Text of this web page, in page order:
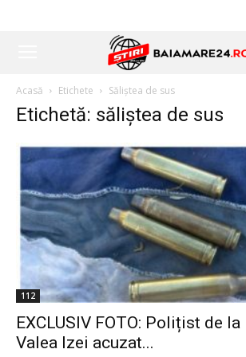
Acasă Etichete Săliștea de sus
Etichetă: săliștea de sus
112
EXCLUSIV FOTO: Polițist de la
Valea Izei acuzat...